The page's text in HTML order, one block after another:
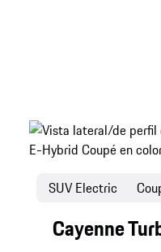
Cayenne
SUV Electric